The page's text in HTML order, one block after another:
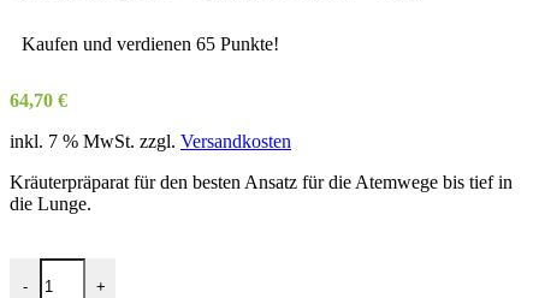
Kaufen und verdienen 65 Punkte!
64,70 €
inkl. 7 % MwSt. zzgl. Versandkosten
Kräuterpräparat für den besten Ansatz für die Atemwege bis tief in
die Lunge.
-
Excellent Horse - H.M.P. Powder - 1 kg Menge
+